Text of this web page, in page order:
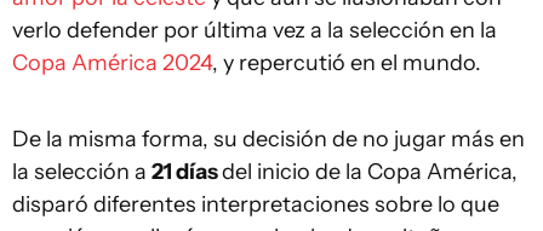
verlo defender por última vez a la selección en la
Copa América 2024, y repercutió en el mundo.
De la misma forma, su decisión de no jugar más en
la selección a 21 díasdel inicio de la Copa América,
disparó diferentes interpretaciones sobre lo que